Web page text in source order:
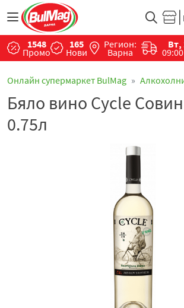
1548
Промо
165
Нови
Регион:
Варна
Вт,
Онлайн супермаркет BulMag
Бяло вино Cycle
0.75л